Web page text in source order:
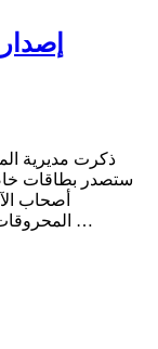
ذكرت مديرية
ستصدر بطاقات
أصحاب
المحروقات في كوباني، نبيل كجل، لآرتا إف إم أن الأوراق …